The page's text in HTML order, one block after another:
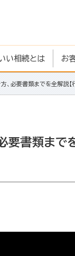
い相続とは お
必要書類までを全解説【
要書類まで